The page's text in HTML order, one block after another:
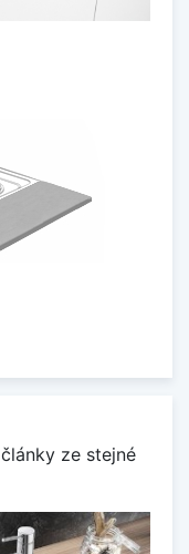
ze stejné